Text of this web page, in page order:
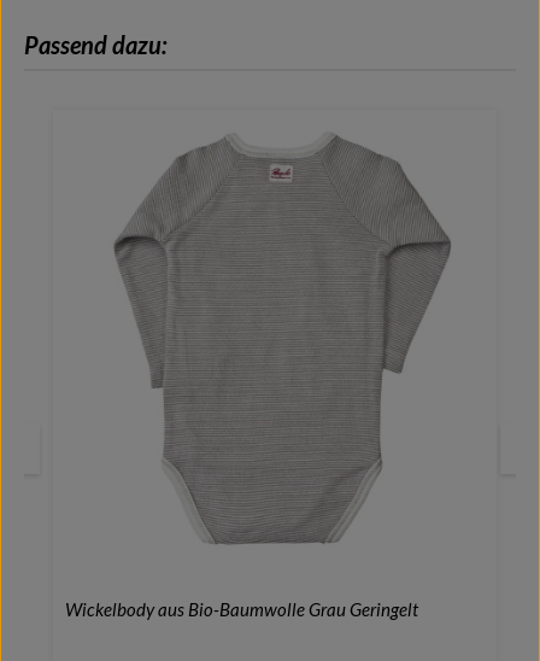
Produktgalerie überspringen
Passend dazu:
Wickelbody aus Bio-Baumwolle Grau Geringelt